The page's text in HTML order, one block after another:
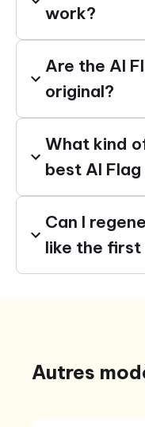
work?
Are the AI
original?
What kind
best AI
Can I
like the first
Autres